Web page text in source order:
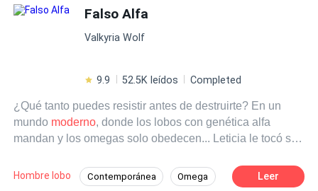
tendrá que enfrentar una decisión amorosa que podría
De Débil a Fuerte Giro Argumental
Desafío a las Expectativas
Falso Alfa
Valkyria Wolf
9.9 52.5K leídos Completed
¿Qué tanto puedes resistir antes de destruirte? En un
mundo moderno, donde los lobos con genética alfa
mandan y los omegas solo obedecen... Leticia le tocó ser
para sobrevivir toma tantos medicamentos para fingir ser
un alfa, que ya no sabe cuanto tiempo le queda. Pero
Hombre lobo Contemporánea Omega Leer